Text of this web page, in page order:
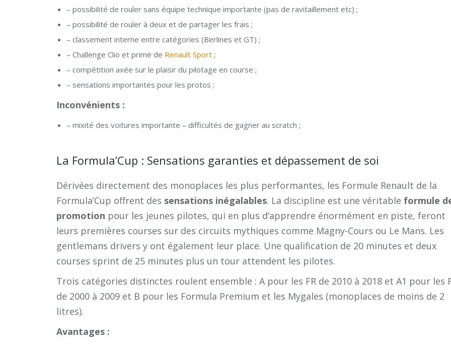
– possibilité de rouler sans équipe technique importante (pas de ravitaillement etc) ;
– possibilité de rouler à deux et de partager les frais ;
– classement interne entre catégories (Berlines et GT) ;
– Challenge Clio et prime de Renault Sport ;
– compétition axée sur le plaisir du pilotage en course ;
– sensations importantes pour les protos ;
Inconvénients :
– mixité des voitures importante – difficultés de gagner au scratch ;
La Formula’Cup : Sensations garanties et dépassement de soi
Dérivées directement des monoplaces les plus performantes, les Formule Renault de la
Formula’Cup offrent des sensations inégalables. La discipline est une véritable formule
promotion pour les jeunes pilotes, qui en plus d’apprendre énormément en piste, feront
leurs premières courses sur des circuits mythiques comme Magny-Cours ou Le Mans. Les
gentlemans drivers y ont également leur place. Une qualification de 20 minutes et deux
courses sprint de 25 minutes plus un tour attendent les pilotes.
Trois catégories distinctes roulent ensemble : A pour les FR de 2010 à 2018 et A1 pour les
de 2000 à 2009 et B pour les Formula Premium et les Mygales (monoplaces de moins de 2
litres).
Avantages :